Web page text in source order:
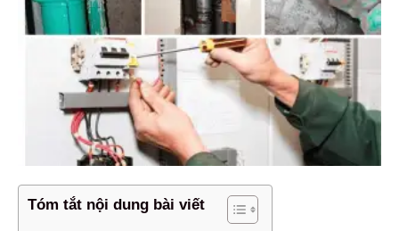
Tóm tắt nội dung bài viết